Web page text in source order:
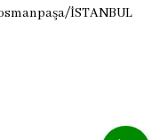
İSTANBUL